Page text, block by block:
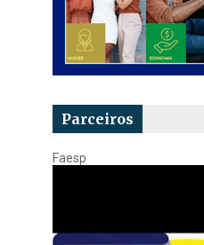
Parceiros
Faesp